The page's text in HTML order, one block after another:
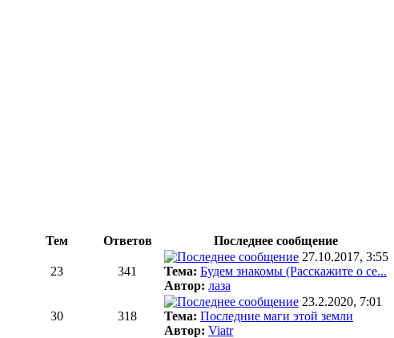
Тем Ответов
Последнее сообщение
23 341
27.10.2017, 3:55
Тема: Будем знакомы (Расскажите о се...
Автор: лаза
30 318
23.2.2020, 7:01
Тема: Последние маги этой земли
Автор: Viatr